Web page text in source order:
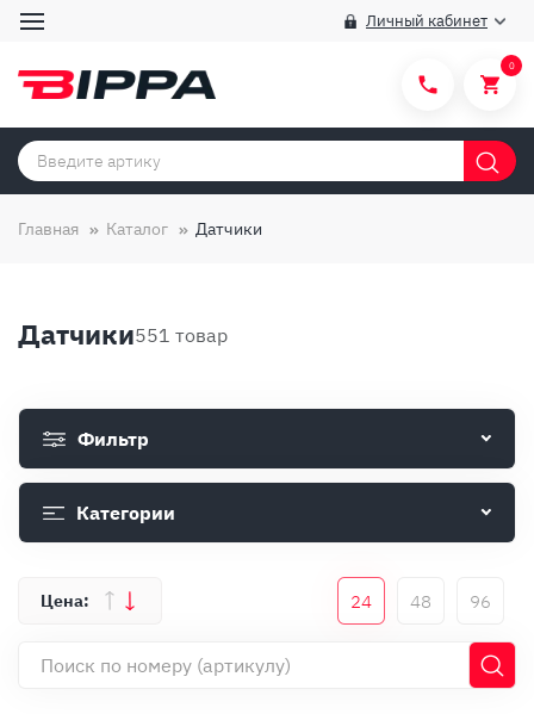
Личный кабинет
Категории товаров
Вопросы и ответы
Отзывы
Доставка
Оплата
Контакты
0
Главная Каталог Датчики
Датчики551 товар
Фильтр
Категории
24 48 96